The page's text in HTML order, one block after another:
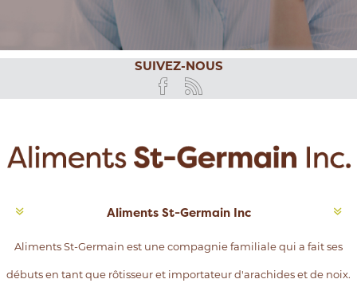
SUIVEZ-NOUS
Aliments St-Germain Inc
Aliments St-Germain est une compagnie familiale qui a fait ses
débuts en tant que rôtisseur et importateur d'arachides et de noix.